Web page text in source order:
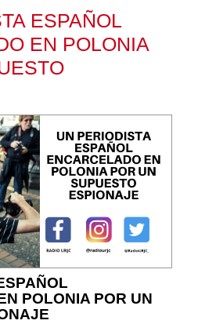
ESPAÑOL
EN POLONIA
POLONIA POR UN